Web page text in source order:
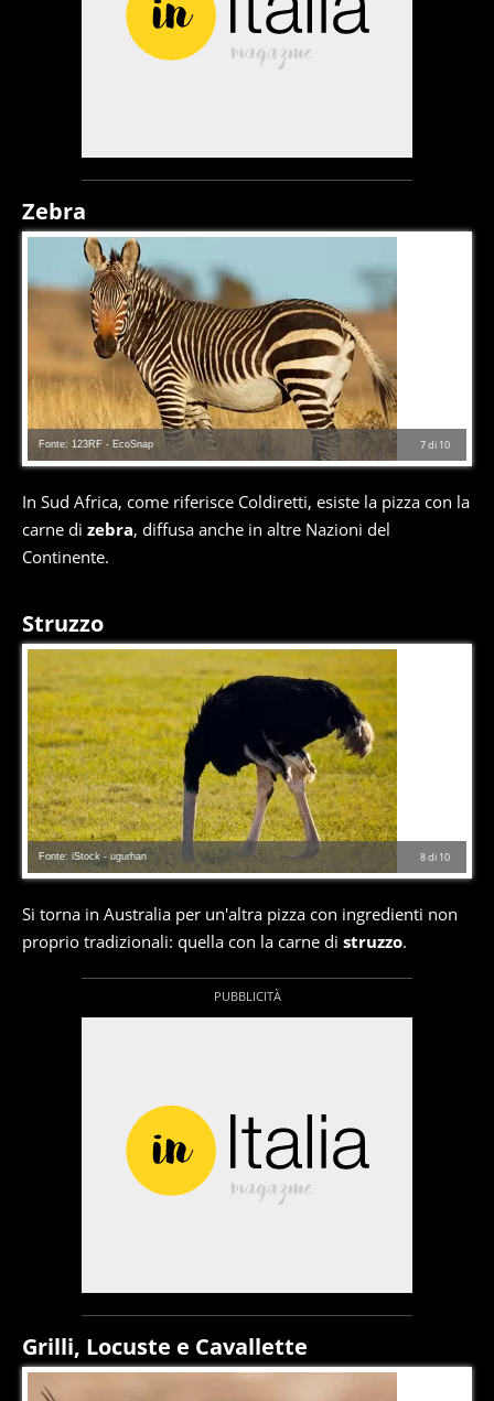
Zebra
7di 10
Fonte: 123RF - EcoSnap
In Sud Africa, come riferisce Coldiretti, esiste la pizza con la
carne di zebra, diffusa anche in altre Nazioni del
Continente.
Struzzo
8di 10
Fonte: iStock - ugurhan
Si torna in Australia per un'altra pizza con ingredienti non
proprio tradizionali: quella con la carne di struzzo.
Grilli, Locuste e Cavallette